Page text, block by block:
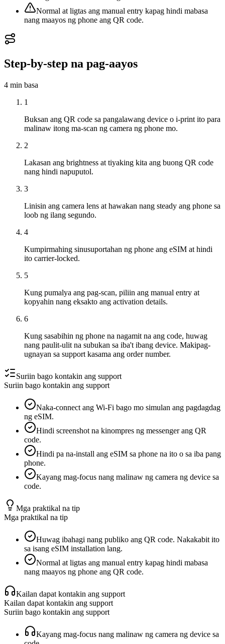
Normal at ligtas ang manual entry kapag hindi mabasa
nang maayos ng phone ang QR code.
Step-by-step na pag-aayos
4 min basa
1
Buksan ang QR code sa pangalawang device o i-print ito para
malinaw itong ma-scan ng camera ng phone mo.
2
Lakasan ang brightness at tiyaking kita ang buong QR code
nang hindi napuputol.
3
Linisin ang camera lens at hawakan nang steady ang phone sa
loob ng ilang segundo.
4
Kumpirmahing sinusuportahan ng phone ang eSIM at hindi
ito carrier-locked.
5
Kung pumalya ang pag-scan, piliin ang manual entry at
kopyahin nang eksakto ang activation details.
6
Kung sasabihin ng phone na nagamit na ang code, huwag
nang paulit-ulit na subukan sa iba't ibang device. Makipag-
ugnayan sa support kasama ang order number.
Suriin bago kontakin ang support
Suriin bago kontakin ang support
Naka-connect ang Wi-Fi bago mo simulan ang pagdagdag
ng eSIM.
Hindi screenshot na kinompres ng messenger ang QR
code.
Hindi pa na-install ang eSIM sa phone na ito o sa iba pang
phone.
Kayang mag-focus nang malinaw ng camera ng device sa
code.
Mga praktikal na tip
Mga praktikal na tip
Huwag ibahagi nang publiko ang QR code. Nakakabit ito
sa isang eSIM installation lang.
Normal at ligtas ang manual entry kapag hindi mabasa
nang maayos ng phone ang QR code.
Kailan dapat kontakin ang support
Kailan dapat kontakin ang support
Suriin bago kontakin ang support
Kayang mag-focus nang malinaw ng camera ng device sa